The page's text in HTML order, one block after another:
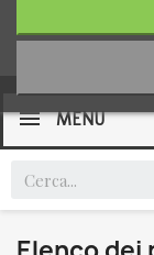
MENU